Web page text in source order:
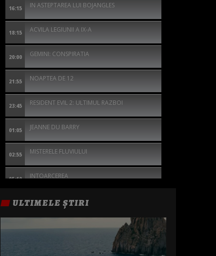
16:15 IN ASTEPTAREA LUI BOJANGLES
18:15 ACVILA LEGIUNII A IX-A
20:00 GEMINI: CONSPIRATIA
21:55 NOAPTEA DE 12
23:45 RESIDENT EVIL 2: ULTIMUL RAZBOI
01:05 JEANNE DU BARRY
02:55 MISTERELE FLUVIULUI
05:10 INTOARCEREA
ULTIMELE ȘTIRI